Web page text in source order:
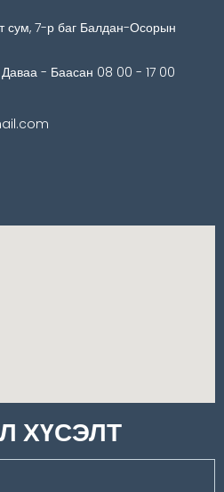
сум, 7-р баг Балдан-Осорын
Даваа - Баасан 08 00 - 17 00
ХҮСЭЛТ